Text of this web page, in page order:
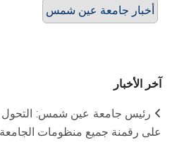
أخبار جامعة عين شمس
آخر الأخبار
رئيس جامعة عين شمس: التحول
على رقمنة جميع منظومات الجامعة